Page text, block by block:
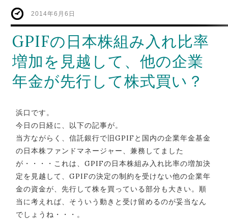
2014年6月6日
GPIFの日本株組み入れ比率
増加を見越して、他の企業
年金が先行して株式買い？
浜口です。
今日の日経に、以下の記事が。
当方ながらく、信託銀行で旧GPIFと国内の企業年金基金
の日本株ファンドマネージャー、兼務してました
が・・・・これは、GPIFの日本株組み入れ比率の増加決
定を見越して、GPIFの決定の制約を受けない他の企業年
金の資金が、先行して株を買っている部分も大きい。順
当に考えれば、そういう動きと受け留めるのが妥当なん
でしょうね・・・。